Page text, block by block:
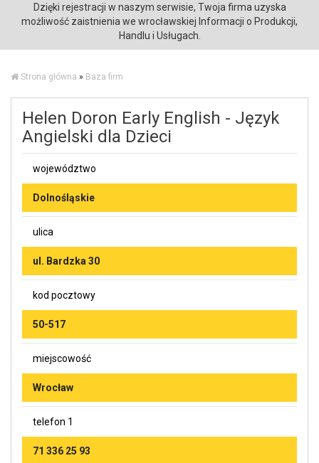
Dzięki rejestracji w naszym serwisie, Twoja firma uzyska
możliwość zaistnienia we wrocławskiej Informacji o Produkcji,
Handlu i Usługach.
Strona główna » Baza firm
Helen Doron Early English - Język
Angielski dla Dzieci
województwo
Dolnośląskie
ulica
ul. Bardzka 30
kod pocztowy
50-517
miejscowość
Wrocław
telefon 1
71 336 25 93